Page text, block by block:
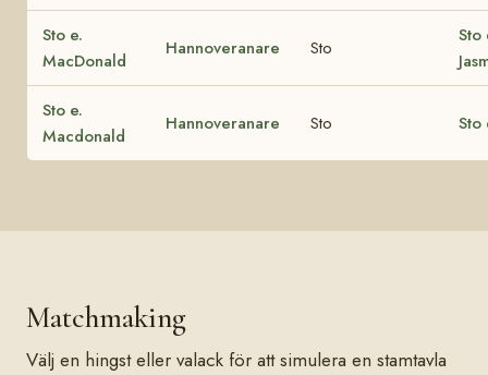
Sto e.
MacDonald
Hannoveranare Sto
Sto
Sto e.
Macdonald
Hannoveranare Sto Sto
Matchmaking
Välj en hingst eller valack för att simulera en stamtavla